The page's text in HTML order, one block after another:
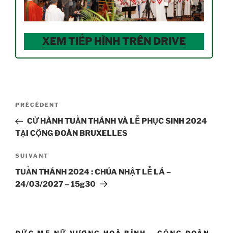
XEM TIẾP HÌNH TRÊN DRIVE
Navigation
l’article
Article
précédent
PRÉCÉDENT
CỬ HÀNH TUẦN THÁNH VÀ LỄ PHỤC SINH 2024
TẠI CỘNG ĐOÀN BRUXELLES
Article
suivant
SUIVANT
TUẦN THÁNH 2024 : CHÚA NHẬT LỄ LÁ –
24/03/2027 – 15g30